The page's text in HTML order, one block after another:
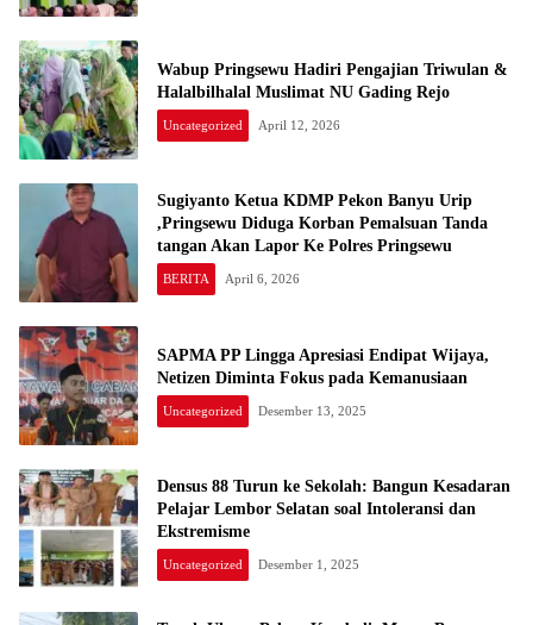
Wabup Pringsewu Hadiri Pengajian Triwulan &
Halalbilhalal Muslimat NU Gading Rejo
Uncategorized April 12, 2026
Sugiyanto Ketua KDMP Pekon Banyu Urip
,Pringsewu Diduga Korban Pemalsuan Tanda
tangan Akan Lapor Ke Polres Pringsewu
BERITA April 6, 2026
SAPMA PP Lingga Apresiasi Endipat Wijaya,
Netizen Diminta Fokus pada Kemanusiaan
Uncategorized Desember 13, 2025
Densus 88 Turun ke Sekolah: Bangun Kesadaran
Pelajar Lembor Selatan soal Intoleransi dan
Ekstremisme
Uncategorized Desember 1, 2025